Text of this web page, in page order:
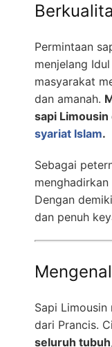
Permintaan
menjelang
masyarakat
dan amanah.
sapi
syariat Islam.
Sebagai
Dengan
dan penuh
Sapi
dari Prancis.
seluruh tubuh